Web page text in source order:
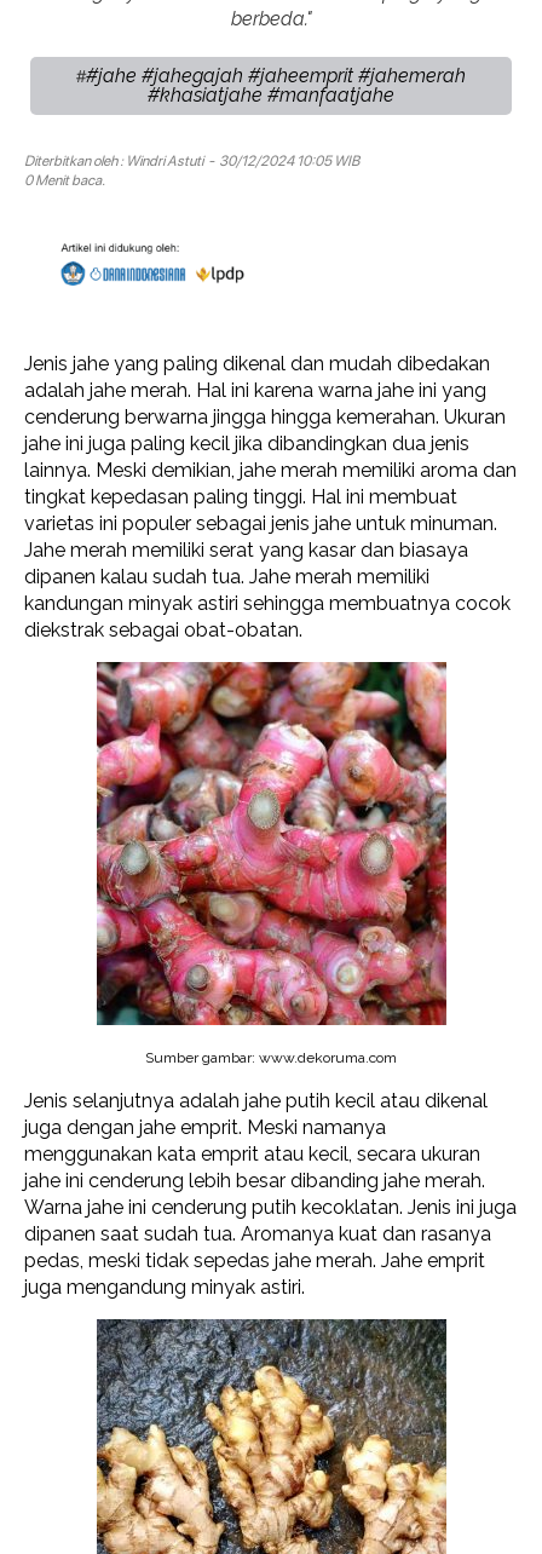
berbeda."
##jahe #jahegajah #jaheemprit #jahemerah
#khasiatjahe #manfaatjahe
Diterbitkan oleh : Windri Astuti- 30/12/2024 10:05 WIB
0 Menit baca.
Jenis jahe yang paling dikenal dan mudah dibedakan
adalah jahe merah. Hal ini karena warna jahe ini yang
cenderung berwarna jingga hingga kemerahan. Ukuran
jahe ini juga paling kecil jika dibandingkan dua jenis
lainnya. Meski demikian, jahe merah memiliki aroma dan
tingkat kepedasan paling tinggi. Hal ini membuat
varietas ini populer sebagai jenis jahe untuk minuman.
Jahe merah memiliki serat yang kasar dan biasaya
dipanen kalau sudah tua. Jahe merah memiliki
kandungan minyak astiri sehingga membuatnya cocok
diekstrak sebagai obat-obatan.
Sumber gambar: www.dekoruma.com
Jenis selanjutnya adalah jahe putih kecil atau dikenal
juga dengan jahe emprit. Meski namanya
menggunakan kata emprit atau kecil, secara ukuran
jahe ini cenderung lebih besar dibanding jahe merah.
Warna jahe ini cenderung putih kecoklatan. Jenis ini juga
dipanen saat sudah tua. Aromanya kuat dan rasanya
pedas, meski tidak sepedas jahe merah. Jahe emprit
juga mengandung minyak astiri.